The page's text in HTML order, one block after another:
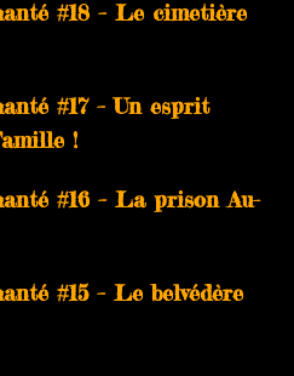
#18 – Le cimetière
#17 – Un esprit
!
#16 – La prison Au-
#15 – Le belvédère